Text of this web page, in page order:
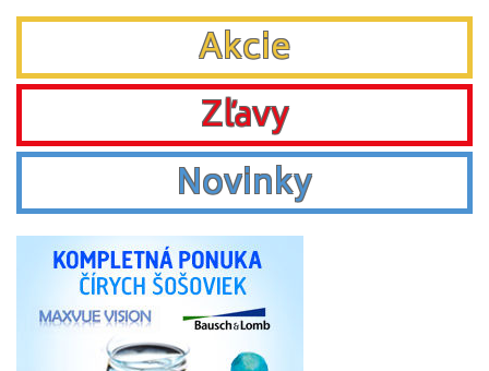
Akcie
Zľavy
Novinky